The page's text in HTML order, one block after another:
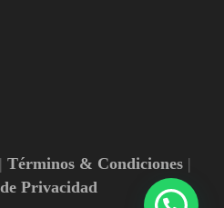
Términos & Condiciones
Privacidad